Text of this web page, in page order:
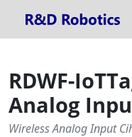
RDWF-
Analog
Wireless Analog Input